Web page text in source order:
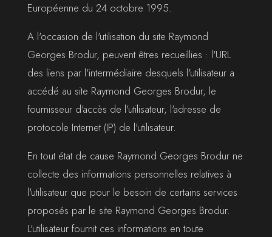
Européenne du 24 octobre 1995.
A l'occasion de l'utilisation du site Raymond
Georges Brodur, peuvent êtres recueillies : l'URL
des liens par l'intermédiaire desquels l'utilisateur a
accédé au site Raymond Georges Brodur, le
fournisseur d'accès de l'utilisateur, l'adresse de
protocole Internet (IP) de l'utilisateur.
En tout état de cause Raymond Georges Brodur ne
collecte des informations personnelles relatives à
l'utilisateur que pour le besoin de certains services
proposés par le site Raymond Georges Brodur.
L'utilisateur fournit ces informations en toute